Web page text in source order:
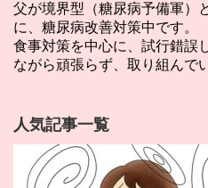
父が境界型（糖尿病予備軍）
に、糖尿病改善対策中です。
食事対策を中心に、試行錯誤
ながら頑張らず、取り組んで
人気記事一覧